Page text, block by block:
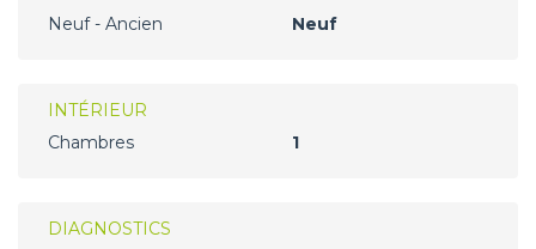
Neuf - Ancien
Neuf
INTÉRIEUR
Chambres
1
DIAGNOSTICS